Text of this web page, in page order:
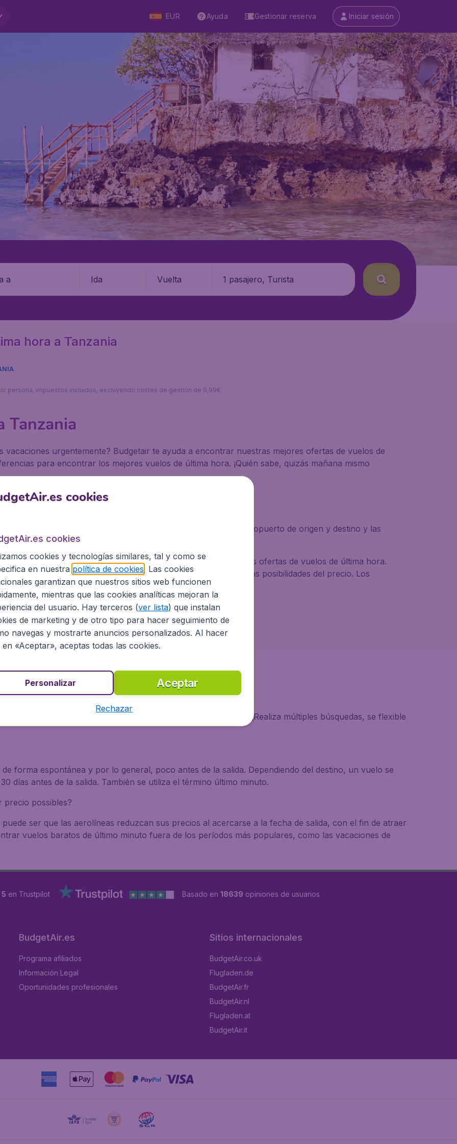
EUR Ayuda Gestionar reserva Iniciar sesión
Ida Vuelta 1 pasajero, Turista
hora a Tanzania
persona, impuestos incluidos, excluyendo costes de gestión de 9,99€.
Tanzania
vacaciones urgentemente? Budgetair te ayuda a encontrar nuestras mejores ofertas de vuelos de
para encontrar los mejores vuelos de última hora. ¡Quién sabe, quizás mañana mismo
de última hora?
muy fácil. Haz una búsqueda en BudgetAir.es, indicando tu aeropuerto de origen y destino y las
o en tu aeropuerto de salida para encontrar nuestras mejores ofertas de vuelos de última hora.
+/- 3 días y realizar múltiples búsquedas para explorar todas las posibilidades del precio. Los
agradables sorpresas.
persona, impuestos incluidos, excluyendo costes de gestión de 9,99€.
fácilmente ofertas de vuelo de última hora en BudgetAir.es. ¡Realiza múltiples búsquedas, se flexible
forma espontánea y por lo general, poco antes de la salida. Dependiendo del destino, un vuelo se
días antes de la salida. También se utiliza el término último minuto.
precio possibles?
ser que las aerolíneas reduzcan sus precios al acercarse a la fecha de salida, con el fin de atraer
vuelos baratos de último minuto fuera de los períodos más populares, como las vacaciones de
5 en Trustpilot Basado en 18639 opiniones de usuarios
BudgetAir.es
Programa afiliados
Información Legal
Oportunidades profesionales
Sitios internacionales
BudgetAir.co.uk
Flugladen.de
BudgetAir.fr
BudgetAir.nl
Flugladen.at
BudgetAir.it
cookies
cookies
cookies y tecnologías similares, tal y como se
en nuestra política de cookies . Las cookies
garantizan que nuestros sitios web funcionen
mientras que las cookies analíticas mejoran la
del usuario. Hay terceros (ver lista) que instalan
de marketing y de otro tipo para hacer seguimiento de
navegas y mostrarte anuncios personalizados. Al hacer
en «Aceptar», aceptas todas las cookies.
Aceptar
Personalizar
Rechazar